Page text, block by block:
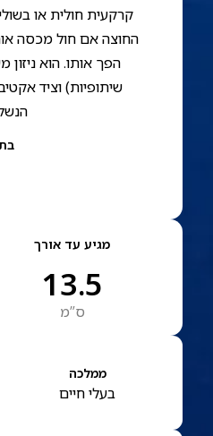
קרקעית חולית או
החוצה אם חול מכסה
הפך אותו. הוא ניזון
שיתופיות) וציד
מגיע עד אורך
13.5
ס”מ
ממלכה
בעלי חיים